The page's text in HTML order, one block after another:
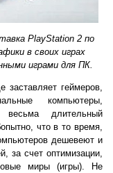
PlayStation 2 по
в своих играх
играми для ПК.
геймеров,
компьютеры,
длительный
что в то время,
дешевеют и
за счет оптимизации,
миры (игры). Не